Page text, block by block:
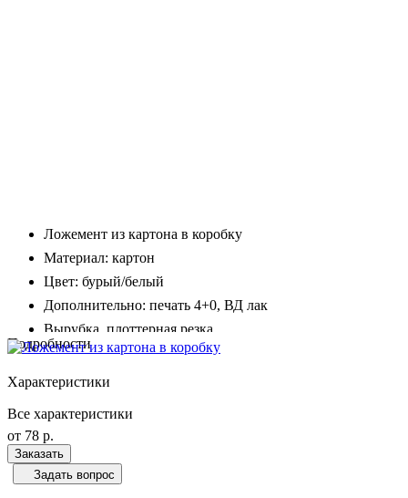
Ложемент из картона в коробку
Материал: картон
Цвет: бурый/белый
Дополнительно: печать 4+0, ВД лак
Вырубка, плоттерная резка
Подробности
Характеристики
Все характеристики
от 78 р.
Заказать
Задать вопрос